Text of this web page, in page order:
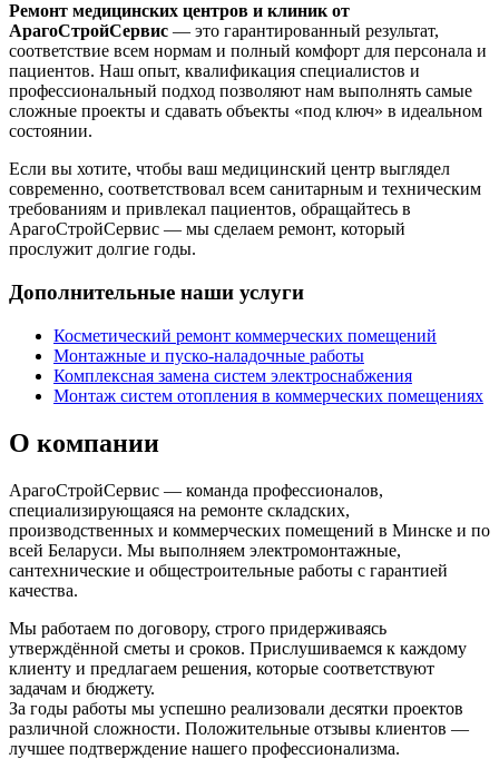
Ремонт медицинских центров и клиник от
АрагоСтройСервис — это гарантированный результат,
соответствие всем нормам и полный комфорт для персонала и
пациентов. Наш опыт, квалификация специалистов и
профессиональный подход позволяют нам выполнять самые
сложные проекты и сдавать объекты «под ключ» в идеальном
состоянии.
Если вы хотите, чтобы ваш медицинский центр выглядел
современно, соответствовал всем санитарным и техническим
требованиям и привлекал пациентов, обращайтесь в
АрагоСтройСервис — мы сделаем ремонт, который
прослужит долгие годы.
Дополнительные наши услуги
Косметический ремонт коммерческих помещений
Монтажные и пуско-наладочные работы
Комплексная замена систем электроснабжения
Монтаж систем отопления в коммерческих помещениях
О компании
АрагоСтройСервис — команда профессионалов,
специализирующаяся на ремонте складских,
производственных и коммерческих помещений в Минске и по
всей Беларуси. Мы выполняем электромонтажные,
сантехнические и общестроительные работы с гарантией
качества.
Мы работаем по договору, строго придерживаясь
утверждённой сметы и сроков. Прислушиваемся к каждому
клиенту и предлагаем решения, которые соответствуют
задачам и бюджету.
За годы работы мы успешно реализовали десятки проектов
различной сложности. Положительные отзывы клиентов —
лучшее подтверждение нашего профессионализма.